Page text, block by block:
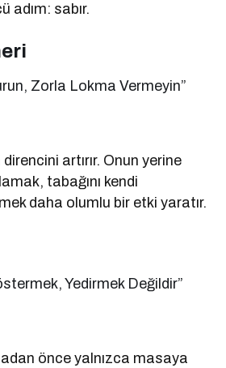
adım: sabır.
Zorla Lokma Vermeyin”
artırır. Onun yerine
tabağını kendi
daha olumlu bir etki yaratır.
Yedirmek Değildir”
önce yalnızca masaya